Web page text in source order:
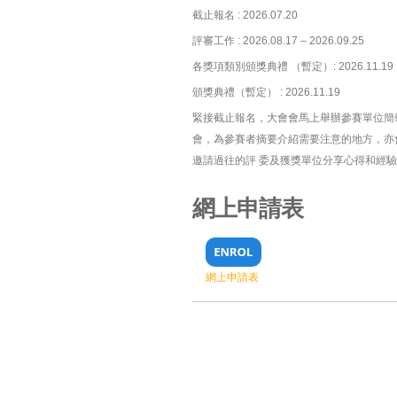
截止報名 : 2026.07.20
評審工作 : 2026.08.17 – 2026.09.25
各獎項類別頒獎典禮 （暫定）: 2026.11.19
頒獎典禮（暫定） : 2026.11.19
緊接截止報名，大會會馬上舉辦參賽單位簡
會，為參賽者摘要介紹需要注意的地方，亦
邀請過往的評 委及獲獎單位分享心得和經驗
網上申請表
網上申請表